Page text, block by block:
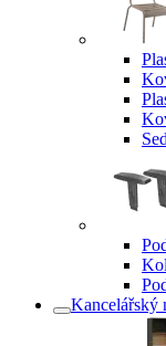
Kancelářský